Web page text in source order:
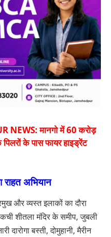
NEWS: मानगो में 60 करोड़
के पास फायर हाइड्रेंट
राहत अभियान
और व्यस्त इलाकों का दौरा
शीतला मंदिर के समीप, जुबली
दारोगा बस्ती, दोमुहानी, मैरीन